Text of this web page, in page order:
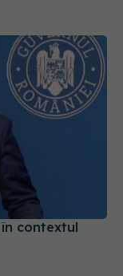
contextul